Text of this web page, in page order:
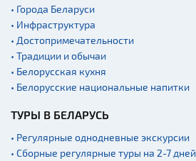
• Города Беларуси
• Инфраструктура
• Достопримечательности
• Традиции и обычаи
• Белорусская кухня
• Белорусские национальные напитки
ТУРЫ В БЕЛАРУСЬ
• Регулярные однодневные экскурсии
• Сборные регулярные туры на 2-7 дней